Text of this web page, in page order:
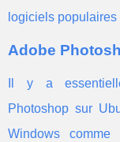
logiciels
Adobe
Il y a
Photoshop sur
Windows